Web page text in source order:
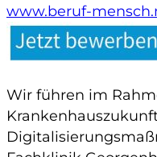
www.beruf-
Wir führen im